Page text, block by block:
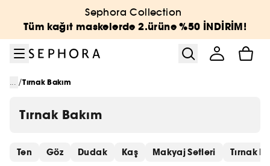
Sephora Collection
Tüm kağıt maskelerde 2.ürüne %50 İNDİRİM!
... /Tırnak Bakım
Tırnak Bakım
Hızlı bağlantıları atla
Ten Göz Dudak Kaş Makyaj Setleri Tırnak